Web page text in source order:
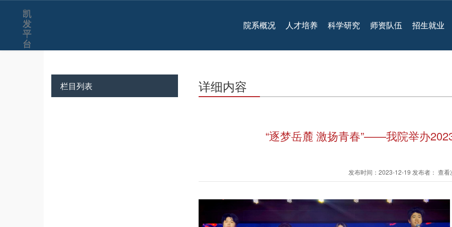
凯
发
平
台
院系概况 人才培养 科学研究 师资队伍 招生就业
栏目列表 详细内容
“逐梦岳麓 激扬青春”——我院举办
发布时间：2023-12-19 发布者： 查看